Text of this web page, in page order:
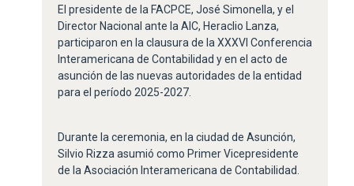
El presidente de la FACPCE, José Simonella, y el
Director Nacional ante la AIC, Heraclio Lanza,
participaron en la clausura de la XXXVI Conferencia
Interamericana de Contabilidad y en el acto de
asunción de las nuevas autoridades de la entidad
para el período 2025-2027.
Durante la ceremonia, en la ciudad de Asunción,
Silvio Rizza asumió como Primer Vicepresidente
de la Asociación Interamericana de Contabilidad.